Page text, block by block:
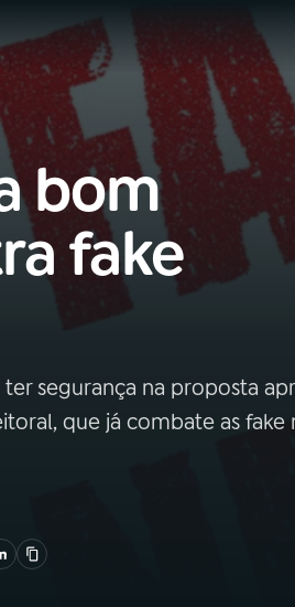
Buscar
bom
fake
segurança na proposta
que já combate as fake